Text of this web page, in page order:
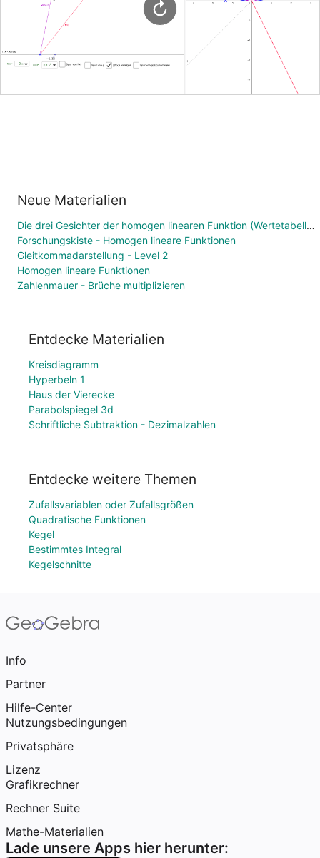
Neue Materialien
Die drei Gesichter der homogen linearen Funktion (Wertetabelle, Funktionsgleichung, Graph)
Forschungskiste - Homogen lineare Funktionen
Gleitkommadarstellung - Level 2
Homogen lineare Funktionen
Zahlenmauer - Brüche multiplizieren
Entdecke Materialien
Kreisdiagramm
Hyperbeln 1
Haus der Vierecke
Parabolspiegel 3d
Schriftliche Subtraktion - Dezimalzahlen
Entdecke weitere Themen
Zufallsvariablen oder Zufallsgrößen
Quadratische Funktionen
Kegel
Bestimmtes Integral
Kegelschnitte
Info
Partner
Hilfe-Center
Nutzungsbedingungen
Privatsphäre
Lizenz
Grafikrechner
Rechner Suite
Mathe-Materialien
Lade unsere Apps hier herunter: